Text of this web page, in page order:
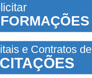
e Contratos de